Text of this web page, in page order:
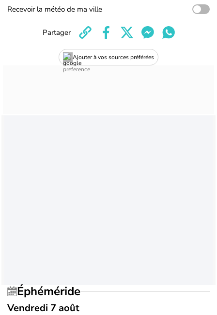
Recevoir la météo de ma ville
Ajouter à vos sources préférées
Partager
Éphéméride
Vendredi 7 août